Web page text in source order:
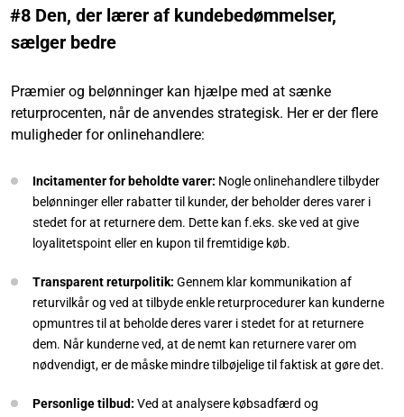
#8 Den, der lærer af kundebedømmelser,
sælger bedre
Præmier og belønninger kan hjælpe med at sænke
returprocenten, når de anvendes strategisk. Her er der flere
muligheder for onlinehandlere:
Incitamenter for beholdte varer: Nogle onlinehandlere tilbyder
belønninger eller rabatter til kunder, der beholder deres varer i
stedet for at returnere dem. Dette kan f.eks. ske ved at give
loyalitetspoint eller en kupon til fremtidige køb.
Transparent returpolitik: Gennem klar kommunikation af
returvilkår og ved at tilbyde enkle returprocedurer kan kunderne
opmuntres til at beholde deres varer i stedet for at returnere
dem. Når kunderne ved, at de nemt kan returnere varer om
nødvendigt, er de måske mindre tilbøjelige til faktisk at gøre det.
Personlige tilbud: Ved at analysere købsadfærd og